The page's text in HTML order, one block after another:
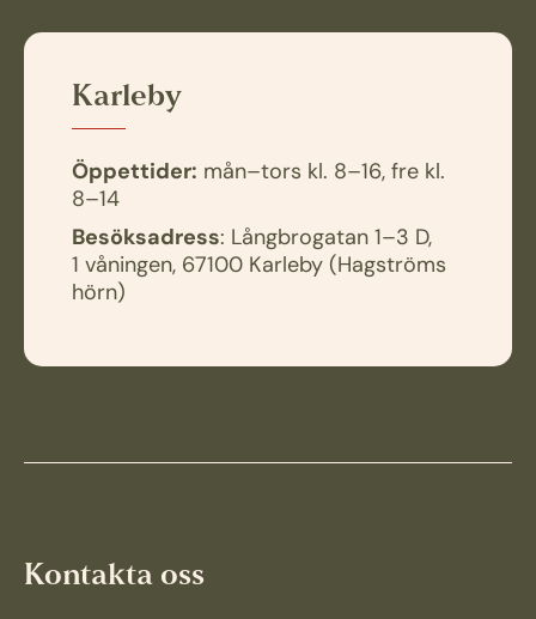
Karleby
Öppettider: mån–tors kl. 8–16, fre kl.
8–14
Besöksadress: Långbrogatan 1–3 D,
1 våningen, 67100 Karleby (Hagströms
hörn)
Kontakta oss